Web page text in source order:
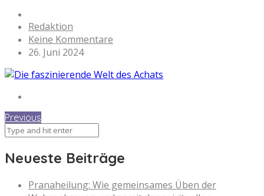
Redaktion
Keine Kommentare
26. Juni 2024
Previous
Neueste Beiträge
Pranaheilung: Wie gemeinsames Üben der